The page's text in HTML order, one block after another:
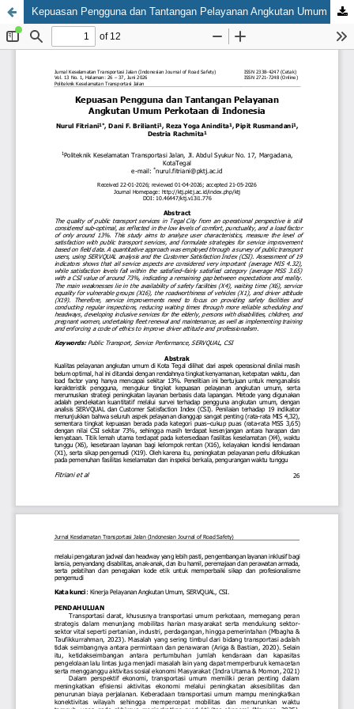
Kepuasan Pengguna dan Tantangan Pelayanan Angkutan Umum Perkotaan di Indonesia